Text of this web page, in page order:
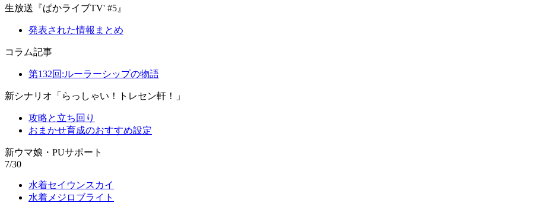
生放送『ぱかライブTV' #5』
発表された情報まとめ
コラム記事
第132回:ルーラーシップの物語
新シナリオ「らっしゃい！トレセン軒！」
攻略と立ち回り
おまかせ育成のおすすめ設定
新ウマ娘・PUサポート
7/30
水着セイウンスカイ
水着メジロブライト